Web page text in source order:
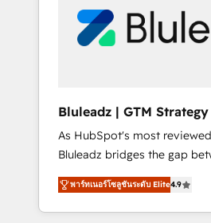
long-term value and a
client experience.
Connectors, workflows, and
architectures that make
HubSpot beyond standard
AI-FIRST- AI across
operations to accelerate
streamline processes, and
at scale. From predictive
conversational AI, we turn
Bluleadz | GTM
Implementation
As HubSpot's most
Bluleadz bridges the gap
and execution. We don't just "set up tools" —
we install the GTM Operating
OS) to align your leadership
พาร์ทเนอร์โซลูชันระดับ Elite4.9